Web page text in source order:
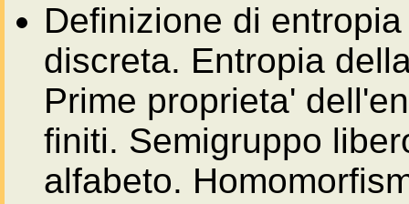
Definizione di
discreta. Entropia
Prime proprieta'
finiti. Semigruppo
alfabeto.